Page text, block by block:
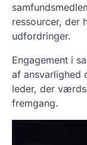
ressourcer, der
udfordringer.
Engagement i
af ansvarlighed
leder, der
fremgang.